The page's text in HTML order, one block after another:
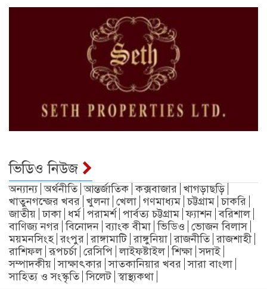
ভিডিও নিউজ
অন্যান্য অর্থনীতি আন্তর্জাতিক কক্সবাজার খাগড়াছড়ি
খাতুনগন্জের খবর খুলনা খেলা গণমাধ্যম চট্টগ্রাম চাকরি
জাতীয় ঢাকা ধর্ম পরামর্শ পার্বত্য চট্টগ্রাম ফ্যাশন বরিশাল
বাণিজ্য নগর বিনোদন ব্যাংক বীমা ভিডিও ভোজন বিলাস
ময়মনসিংহ রংপুর রাঙ্গামাটি রাঙ্গুনিয়া রাজনীতি রাজশাহী
রাশিফল রূপচর্চা রেসিপি লাইফষ্টাইল শিক্ষা সদাই
সম্পাদকীয় সাক্ষাৎকার সাতকানিয়ার খবর সারা বাংলা
সাহিত্য ও সংস্কৃতি সিলেট স্বাস্থ্যকথা